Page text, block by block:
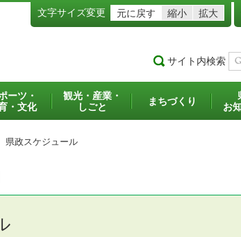
文字サイズ変更 元に戻す 縮小 拡大
サイト内検索
ーツ・
・文化
観光・産業・
しごと
まちづくり
お
県政スケジュール